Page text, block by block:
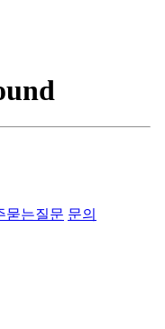
묻는질문 문의